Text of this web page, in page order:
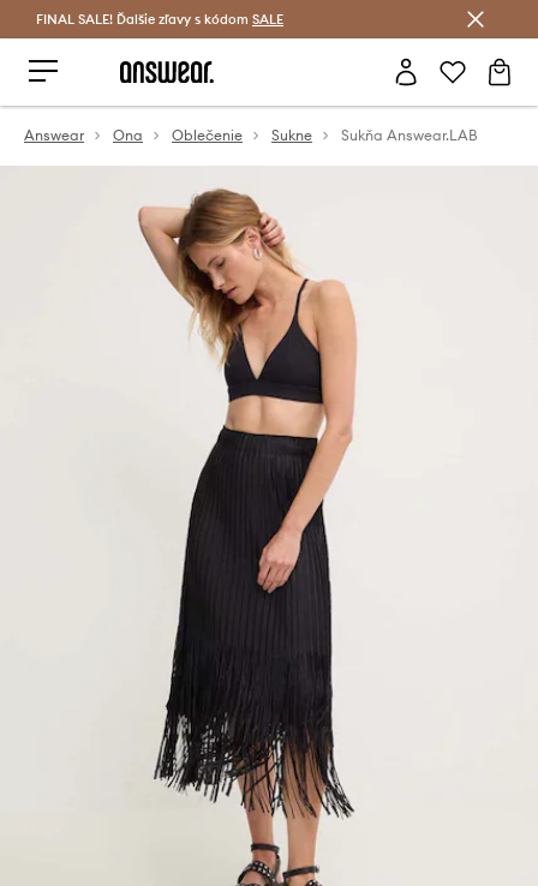
Šetrite s Answear Club >
FINAL SALE! Ďalšie zľavy s kódom SALE
Answear Ona Oblečenie Sukne Sukňa Answear.LAB